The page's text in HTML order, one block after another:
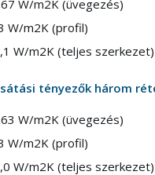
W/m2K (üvegezés)
W/m2K (profil)
W/m2K (teljes szerkezet)
tényezők három
W/m2K (üvegezés)
W/m2K (profil)
W/m2K (teljes szerkezet)